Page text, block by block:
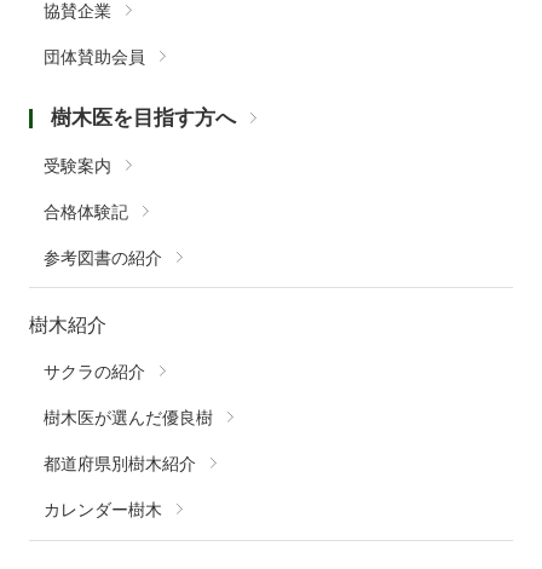
協賛企業
団体賛助会員
樹木医を目指す方へ
受験案内
合格体験記
参考図書の紹介
樹木紹介
サクラの紹介
樹木医が選んだ優良樹
都道府県別樹木紹介
カレンダー樹木